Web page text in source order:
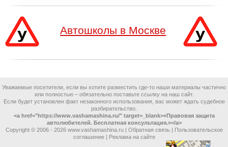
Автошколы в Москве
Уважаемые посетители, если вы хотите разместить где-то наши материалы частично
или полностью – обязательно поставьте ссылку на наш сайт.
Если будет установлен факт незаконного использования, вас может ждать судебное
разбирательство.
<a href="https://www.vashamashina.ru/" target=_blank>«Правовая защита
автолюбителей. Бесплатная консультация.»</a>
Copyright © 2006 - 2026 www.vashamashina.ru | Обратная связь | Пользовательское
соглашение| Реклама на сайте